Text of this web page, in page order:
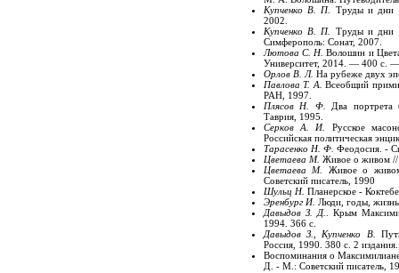
Купченко В. П.
Труды и дни
2002.
Купченко В. П.
Труды и дни
Симферополь: Сонат, 2007.
Лютова С. Н. Волошин и
Университет, 2014. ― 400 с.
Орлов В. Л. На рубеже двух
Павлова Т. А. Всеобщий
РАН, 1997.
Плясов Н. Ф.
Два
Таврия, 1995.
Серков А. И.
Русское
Российская политическая
Тарасенко Н. Ф. Феодосия. -
Цветаева М. Живое о живом
Цветаева М.
Живое о
Советский писатель, 1990
Шульц Н. Планерское -
Эренбург И. Люди, годы,
Давыдов З. Д.
. Крым
1994. 366 с.
Давыдов З., Купченко В.
Россия, 1990. 380 с. 2
Воспоминания о
Д. - М.: Советский писатель,